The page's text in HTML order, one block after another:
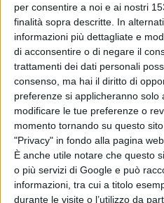
per consentire a noi e ai nostri
finalità sopra descritte. In
informazioni più dettagliate e
di acconsentire o di negare il
trattamenti dei dati personali
consenso, ma hai il diritto di
preferenze si applicheranno solo
modificare le tue preferenze o
momento tornando su questo
"Privacy" in fondo alla pagina web.
È anche utile notare che questo
o più servizi di Google e può
informazioni, tra cui a titolo
durante le visite o l’utilizzo da
un uomo vero non piange
del suo male".
Appuntamento, dunque,
Nuoro.
Condividi su: